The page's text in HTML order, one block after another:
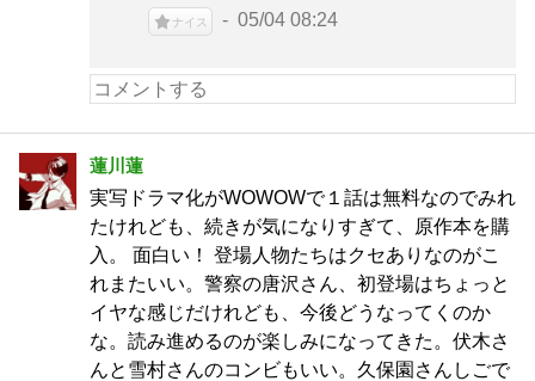
ナイス 05/04 08:24
蓮川蓮
実写ドラマ化がWOWOWで１話は無料なのでみれ
たけれども、続きが気になりすぎて、原作本を購
入。 面白い！ 登場人物たちはクセありなのがこ
れまたいい。警察の唐沢さん、初登場はちょっと
イヤな感じだけれども、今後どうなってくのか
な。読み進めるのが楽しみになってきた。伏木さ
んと雪村さんのコンビもいい。久保園さんしごで